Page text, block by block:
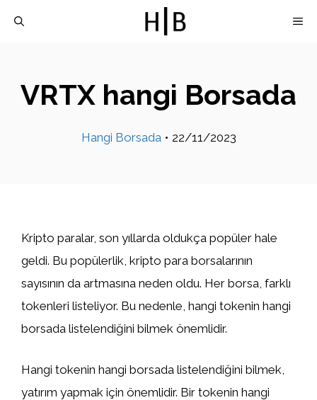
VRTX hangi Borsada
Hangi Borsada • 22/11/2023
Kripto paralar, son yıllarda oldukça popüler hale
geldi. Bu popülerlik, kripto para borsalarının
sayısının da artmasına neden oldu. Her borsa, farklı
tokenleri listeliyor. Bu nedenle, hangi tokenin hangi
borsada listelendiğini bilmek önemlidir.
Hangi tokenin hangi borsada listelendiğini bilmek,
yatırım yapmak için önemlidir. Bir tokenin hangi